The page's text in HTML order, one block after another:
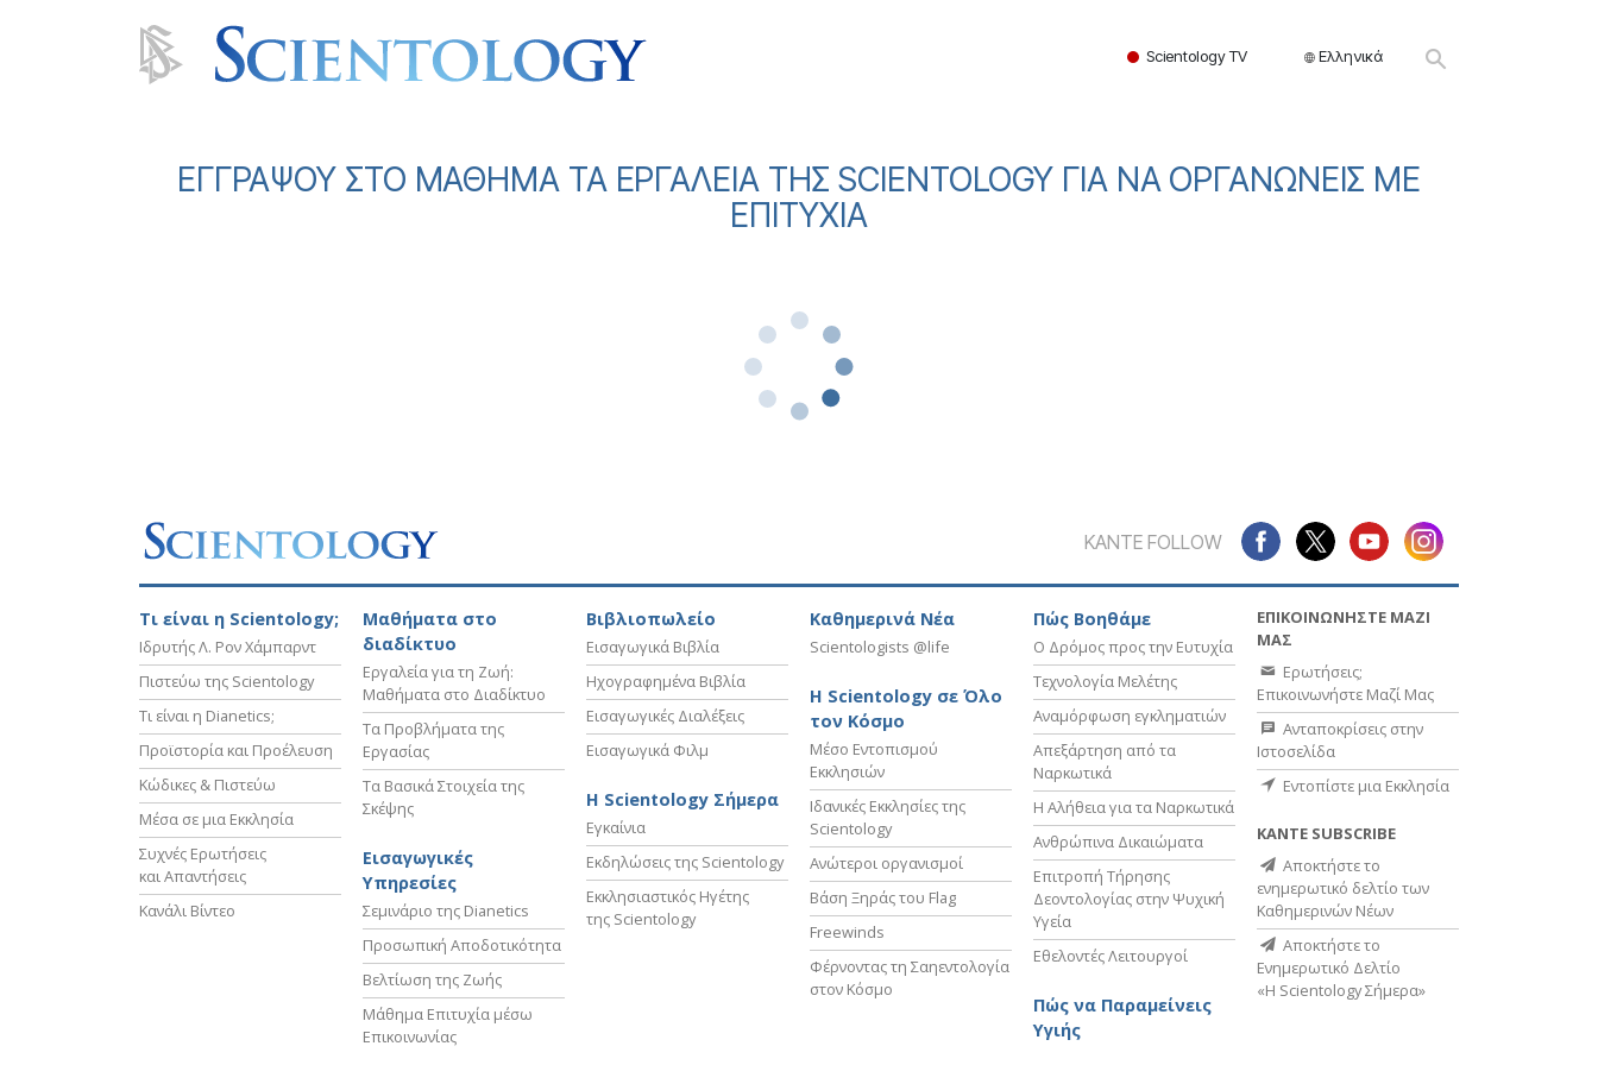
Scientology TV Ελληνικά
ΕΓΓΡΑΨΟΥ ΣΤΟ ΜΑΘΗΜΑ ΤΑ ΕΡΓΑΛΕΙΑ ΤΗΣ SCIENTOLOGY ΓΙΑ ΝΑ ΟΡΓΑΝΩΝΕΙΣ ΜΕ
ΕΠΙΤΥΧΙΑ
ΚΑΝΤΕ FOLLOW
Τι είναι η Scientology;
Ιδρυτής Λ. Ρον Χάμπαρντ
Πιστεύω της Scientology
Τι είναι η Dianetics;
Προϊστορία και Προέλευση
Κώδικες & Πιστεύω
Μέσα σε μια Εκκλησία
Συχνές Ερωτήσεις
και Απαντήσεις
Κανάλι Βίντεο
Μαθήματα στο
διαδίκτυο
Εργαλεία για τη Ζωή:
Μαθήματα στο Διαδίκτυο
Τα Προβλήματα της
Εργασίας
Τα Βασικά Στοιχεία της
Σκέψης
Εισαγωγικές
Υπηρεσίες
Σεμινάριο της Dianetics
Προσωπική Αποδοτικότητα
Βελτίωση της Ζωής
Μάθημα Επιτυχία μέσω
Επικοινωνίας
Βιβλιοπωλείο
Εισαγωγικά Βιβλία
Ηχογραφημένα Βιβλία
Εισαγωγικές Διαλέξεις
Εισαγωγικά Φιλμ
Η Scientology Σήμερα
Εγκαίνια
Εκδηλώσεις της Scientology
Εκκλησιαστικός Ηγέτης
της Scientology
Καθημερινά Νέα
Scientologists @life
Η Scientology σε Όλο
τον Κόσμο
Μέσο Εντοπισμού
Εκκλησιών
Ιδανικές Εκκλησίες της
Scientology
Ανώτεροι οργανισμοί
Βάση Ξηράς του Flag
Freewinds
Φέρνοντας τη Σαηεντολογία
στον Κόσμο
Πώς Βοηθάμε
Ο Δρόμος προς την Ευτυχία
Τεχνολογία Μελέτης
Αναμόρφωση εγκληματιών
Απεξάρτηση από τα
Ναρκωτικά
Η Αλήθεια για τα Ναρκωτικά
Ανθρώπινα Δικαιώματα
Επιτροπή Τήρησης
Δεοντολογίας στην Ψυχική
Υγεία
Εθελοντές Λειτουργοί
Πώς να Παραμείνεις
Υγιής
ΕΠΙΚΟΙΝΩΝΗΣΤΕ ΜΑΖΙ
ΜΑΣ
Ερωτήσεις;
Επικοινωνήστε Μαζί Μας
Ανταποκρίσεις στην
Ιστοσελίδα
Εντοπίστε μια Εκκλησία
ΚΑΝΤΕ SUBSCRIBE
Αποκτήστε το
ενημερωτικό δελτίο των
Καθημερινών Νέων
Αποκτήστε το
Ενημερωτικό Δελτίο
«Η Scientology Σήμερα»